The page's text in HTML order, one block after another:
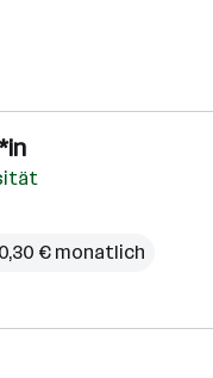
€ monatlich